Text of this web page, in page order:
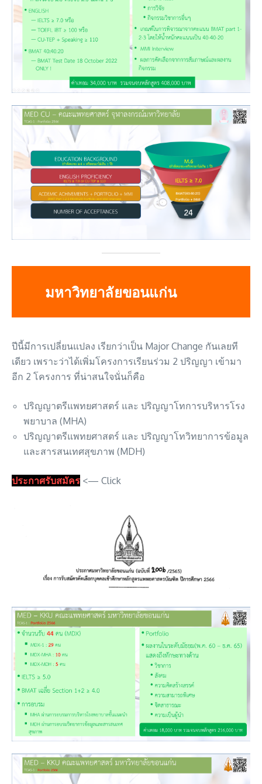
มหาวิทยาลัยขอนแก่น
ปีนี้มีการเปลี่ยนแปลง เรียกว่าเป็น Major Change กันเลยที
เดียว เพราะว่าได้เพิ่มโครงการเรียนร่วม 2 ปริญญา เข้ามา
อีก 2 โครงการ ที่น่าสนใจนั่นก็คือ
ปริญญาตรีแพทยศาสตร์ และ ปริญญาโทการบริหารโรง
พยาบาล (MHA)
ปริญญาตรีแพทยศาสตร์ และ ปริญญาโทวิทยาการข้อมูล
และสารสนเทศสุขภาพ (MDH)
ประกาศรับสมัคร <— Click